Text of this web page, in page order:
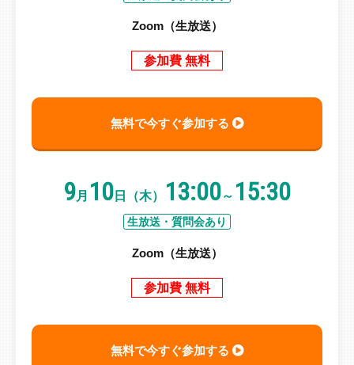
Zoom（生放送）
参加費 無料
無料で今すぐ参加する
9月 10 日（木） 13:00～ 15:30
生放送・質問会あり
Zoom（生放送）
参加費 無料
無料で今すぐ参加する